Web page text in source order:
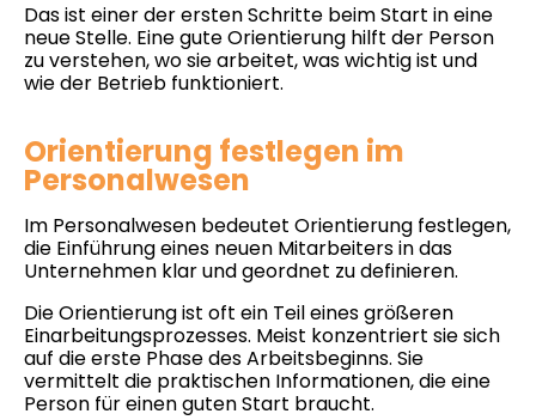
Das ist einer der ersten Schritte beim Start in eine
neue Stelle. Eine gute Orientierung hilft der Person
zu verstehen, wo sie arbeitet, was wichtig ist und
wie der Betrieb funktioniert.
Orientierung festlegen im
Personalwesen
Im Personalwesen bedeutet Orientierung festlegen,
die Einführung eines neuen Mitarbeiters in das
Unternehmen klar und geordnet zu definieren.
Die Orientierung ist oft ein Teil eines größeren
Einarbeitungsprozesses. Meist konzentriert sie sich
auf die erste Phase des Arbeitsbeginns. Sie
vermittelt die praktischen Informationen, die eine
Person für einen guten Start braucht.